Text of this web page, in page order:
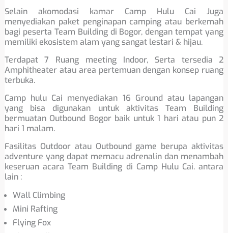
Selain akomodasi kamar Camp Hulu Cai Juga
menyediakan paket penginapan camping atau berkemah
bagi peserta Team Building di Bogor, dengan tempat yang
memiliki ekosistem alam yang sangat lestari & hijau.
Terdapat 7 Ruang meeting Indoor, Serta tersedia 2
Amphitheater atau area pertemuan dengan konsep ruang
terbuka.
Camp hulu Cai menyediakan 16 Ground atau lapangan
yang bisa digunakan untuk aktivitas Team Building
bermuatan Outbound Bogor baik untuk 1 hari atau pun 2
hari 1 malam.
Fasilitas Outdoor atau Outbound game berupa aktivitas
adventure yang dapat memacu adrenalin dan menambah
keseruan acara Team Building di Camp Hulu Cai. antara
lain :
Wall Climbing
Mini Rafting
Flying Fox